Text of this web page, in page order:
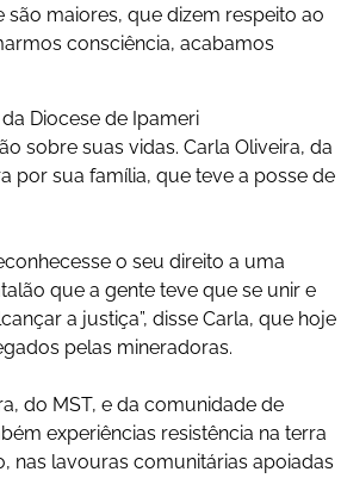
maiores, que dizem respeito ao
consciência, acabamos
Diocese de Ipameri
sobre suas vidas. Carla Oliveira, da
por sua família, que teve a posse de
o seu direito a uma
que a gente teve que se unir e
a justiça”, disse Carla, que hoje
pelas mineradoras.
do MST, e da comunidade de
experiências resistência na terra
nas lavouras comunitárias apoiadas